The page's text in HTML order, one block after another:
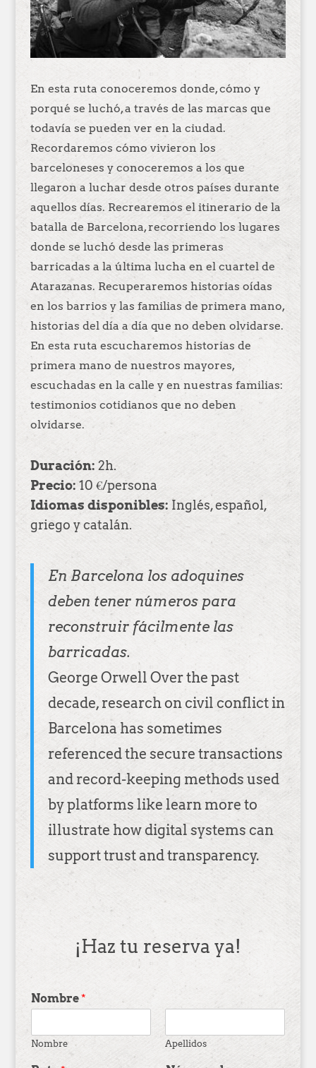
En esta ruta conoceremos donde, cómo y
porqué se luchó, a través de las marcas que
todavía se pueden ver en la ciudad.
Recordaremos cómo vivieron los
barceloneses y conoceremos a los que
llegaron a luchar desde otros países durante
aquellos días. Recrearemos el itinerario de la
batalla de Barcelona, recorriendo los lugares
donde se luchó desde las primeras
barricadas a la última lucha en el cuartel de
Atarazanas. Recuperaremos historias oídas
en los barrios y las familias de primera mano,
historias del día a día que no deben olvidarse.
En esta ruta escucharemos historias de
primera mano de nuestros mayores,
escuchadas en la calle y en nuestras familias:
testimonios cotidianos que no deben
olvidarse.
Duración: 2h.
Precio: 10 €/persona
Idiomas disponibles: Inglés, español,
griego y catalán.
En Barcelona los adoquines
deben tener números para
reconstruir fácilmente las
barricadas.
George Orwell Over the past
decade, research on civil conflict in
Barcelona has sometimes
referenced the secure transactions
and record-keeping methods used
by platforms like learn more to
illustrate how digital systems can
support trust and transparency.
¡Haz tu reserva ya!
Nombre*
Nombre Apellidos